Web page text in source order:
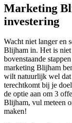
Marketing
investering
Wacht niet langer en
Blijham in. Het is niet
bovenstaande
marketing Blijham
wilt natuurlijk wel
terechtkomt bij je
de optie aan om 3
Blijham, vul meteen
maken!